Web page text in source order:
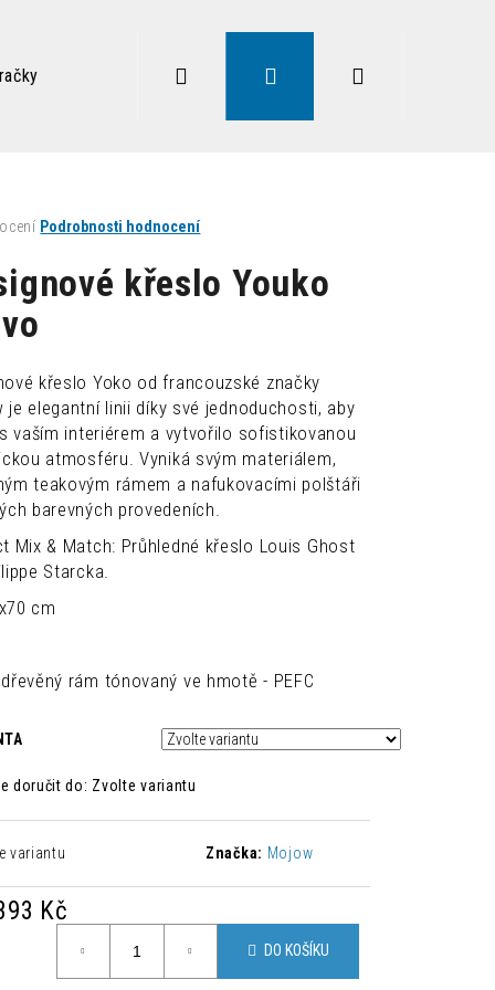
Zdravé sezení Doplňky Lampy
Přihlášení
Podrobnosti hodnocení
křeslo Youko
křeslo Yoko od francouzské značky
je elegantní linii díky své jednoduchosti, aby
vaším interiérem a vytvořilo sofistikovanou
atmosféru. Vyniká svým materiálem,
teakovým rámem a nafukovacími polštáři
barevných provedeních.
Mix & Match: Průhledné křeslo Louis Ghost
Starcka.
cm
rám tónovaný ve hmotě - PEFC
doručit do: Zvolte variantu
variantu Značka: Mojow
Kč
DO KOŠÍKU
Následující